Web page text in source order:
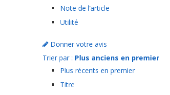
Note de l’article
Utilité
Donner votre avis
Trier par : Plus anciens en premier
Plus récents en premier
Titre